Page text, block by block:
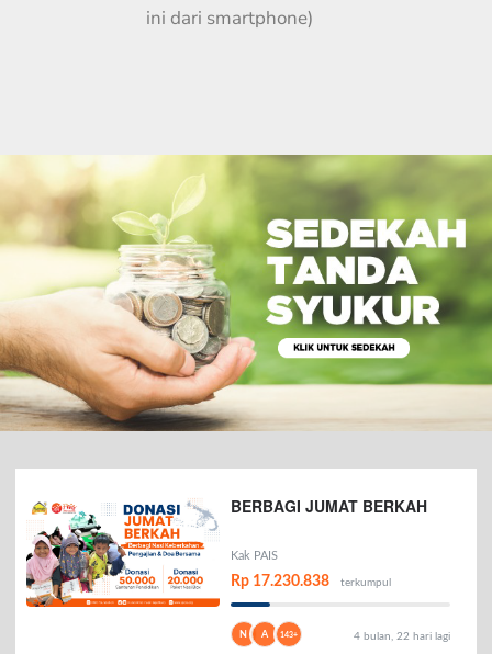
ini dari smartphone)
BERBAGI JUMAT BERKAH
Kak PAIS
Rp 17.230.838 terkumpul
N A 143+ 4 bulan, 22 hari lagi